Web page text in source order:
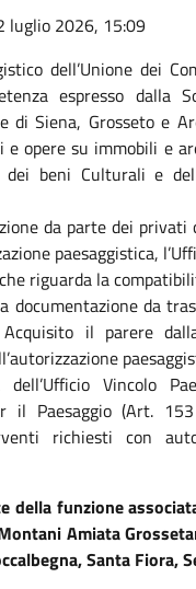
luglio 2026, 15:09
dell’Unione dei
espresso dalla
di Siena, Grosseto e
e opere su immobili e
dei beni Culturali e
da parte dei
paesaggistica,
riguarda la
documentazione da
il parere
Vincolo
il Paesaggio (Art.
richiesti con
della funzione
Amiata
Santa Fiora,